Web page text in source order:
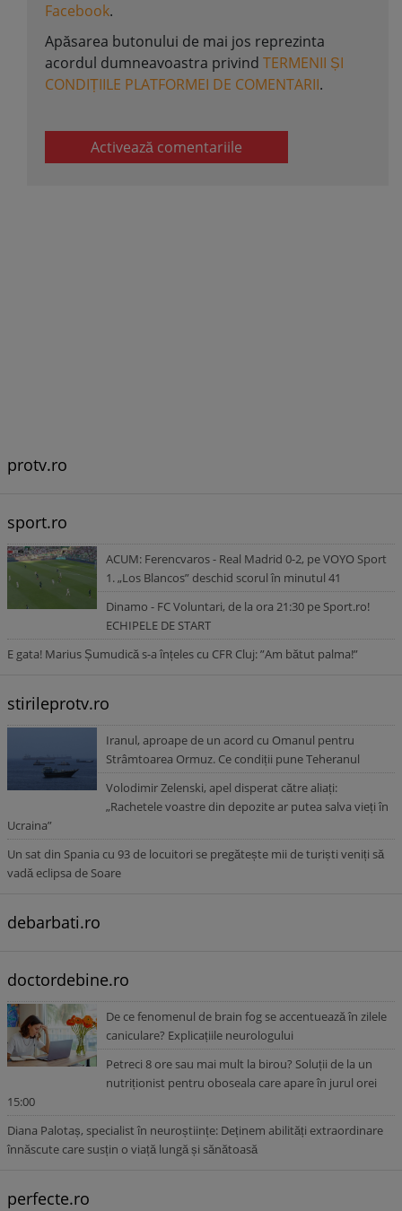
Facebook.
Apăsarea butonului de mai jos reprezinta
acordul dumneavoastra privind TERMENII ȘI
CONDIȚIILE PLATFORMEI DE COMENTARII.
Activează comentariile
protv.ro
sport.ro
ACUM: Ferencvaros - Real Madrid 0-2, pe VOYO Sport
1. „Los Blancos” deschid scorul în minutul 41
Dinamo - FC Voluntari, de la ora 21:30 pe Sport.ro!
ECHIPELE DE START
E gata! Marius Șumudică s-a înțeles cu CFR Cluj: ”Am bătut palma!”
stirileprotv.ro
Iranul, aproape de un acord cu Omanul pentru
Strâmtoarea Ormuz. Ce condiții pune Teheranul
Volodimir Zelenski, apel disperat către aliați:
„Rachetele voastre din depozite ar putea salva vieți în
Ucraina”
Un sat din Spania cu 93 de locuitori se pregătește mii de turiști veniți să
vadă eclipsa de Soare
debarbati.ro
doctordebine.ro
De ce fenomenul de brain fog se accentuează în zilele
caniculare? Explicațiile neurologului
Petreci 8 ore sau mai mult la birou? Soluții de la un
nutriționist pentru oboseala care apare în jurul orei
15:00
Diana Palotaș, specialist în neuroștiințe: Deținem abilități extraordinare
înnăscute care susțin o viață lungă și sănătoasă
perfecte.ro